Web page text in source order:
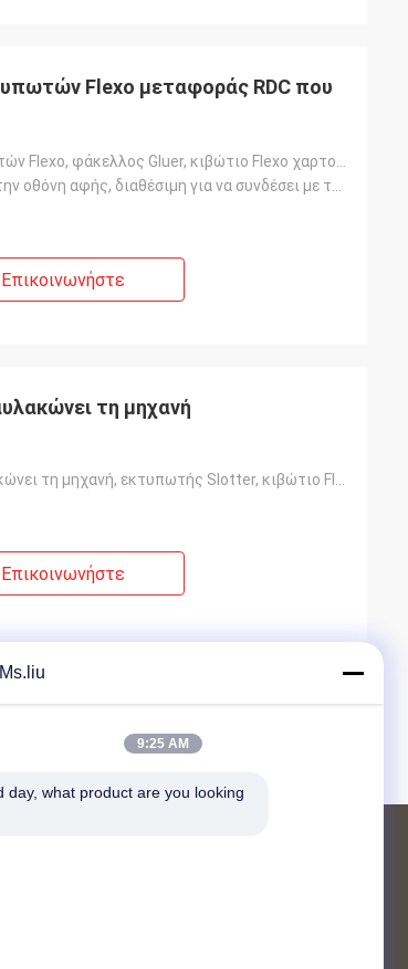
Flexo μεταφοράς RDC που
Επικοινωνήστε
τη μηχανή
Επικοινωνήστε
Ms.liu
9:25 AM
day, what product are you looking